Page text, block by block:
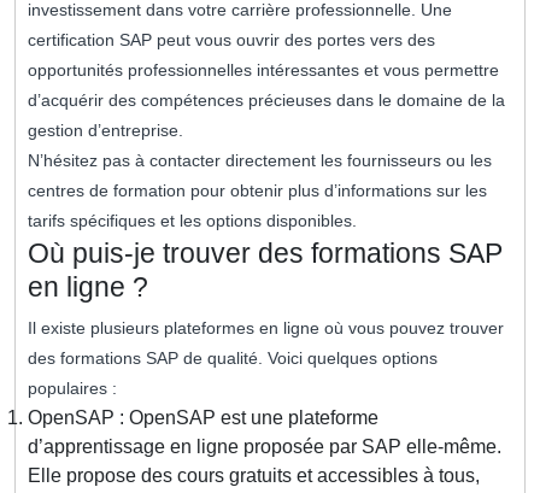
investissement dans votre carrière professionnelle. Une
certification SAP peut vous ouvrir des portes vers des
opportunités professionnelles intéressantes et vous permettre
d’acquérir des compétences précieuses dans le domaine de la
gestion d’entreprise.
N’hésitez pas à contacter directement les fournisseurs ou les
centres de formation pour obtenir plus d’informations sur les
tarifs spécifiques et les options disponibles.
Où puis-je trouver des formations SAP
en ligne ?
Il existe plusieurs plateformes en ligne où vous pouvez trouver
des formations SAP de qualité. Voici quelques options
populaires :
OpenSAP : OpenSAP est une plateforme
d’apprentissage en ligne proposée par SAP elle-même.
Elle propose des cours gratuits et accessibles à tous,